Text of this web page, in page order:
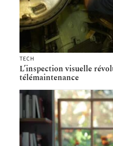
TECH
L’inspection visuelle
télémaintenance